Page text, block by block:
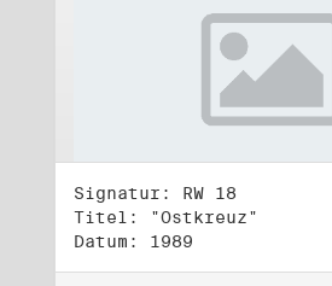
Signatur: RW 18
Titel: "Ostkreuz"
Datum: 1989